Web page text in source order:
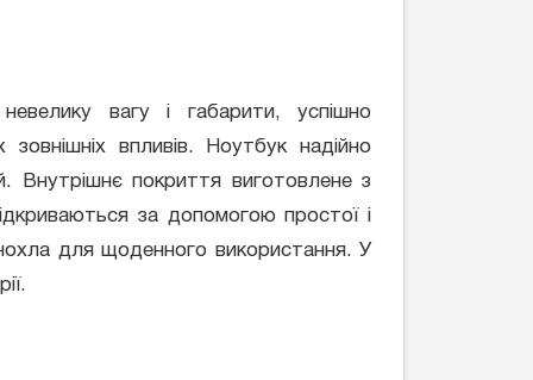
вагу і габарити, успішно
впливів. Ноутбук надійно
Внутрішнє покриття виготовлене з
за допомогою простої і
чохла для щоденного використання. У